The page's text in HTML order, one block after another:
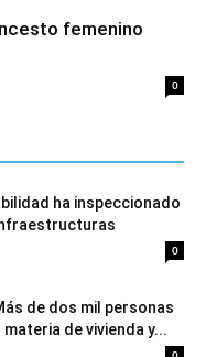
femenino
0
ha inspeccionado
0
de dos mil personas
de vivienda y...